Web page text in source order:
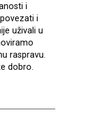
i
i
uživali u
raspravu.
dobro.